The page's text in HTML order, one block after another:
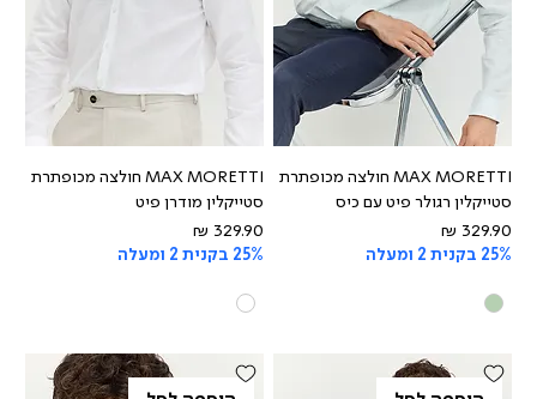
MAX MORETTI חולצה מכופתרת
סטייקלין רגולר פיט עם כיס
מחיר
25% בקנית 2 ומעלה
MAX MORETTI חולצה מכופתרת
סטייקלין מודרן פיט
מחיר
25% בקנית 2 ומעלה